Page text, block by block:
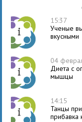
15:37
Ученые
вкусными
04
Диета с
мышцы
14:15
Танцы
прибавка